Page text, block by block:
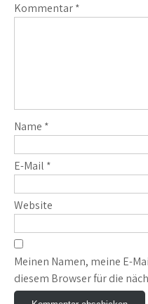
Kommentar*
Name *
E-Mail *
Website
Meinen Namen, meine E-
diesem Browser für die